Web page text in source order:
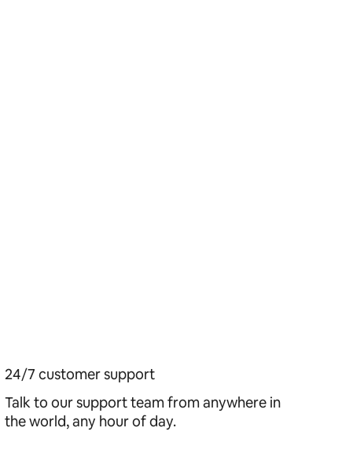
24/7 customer support
Talk to our support team from anywhere in
the world, any hour of day.